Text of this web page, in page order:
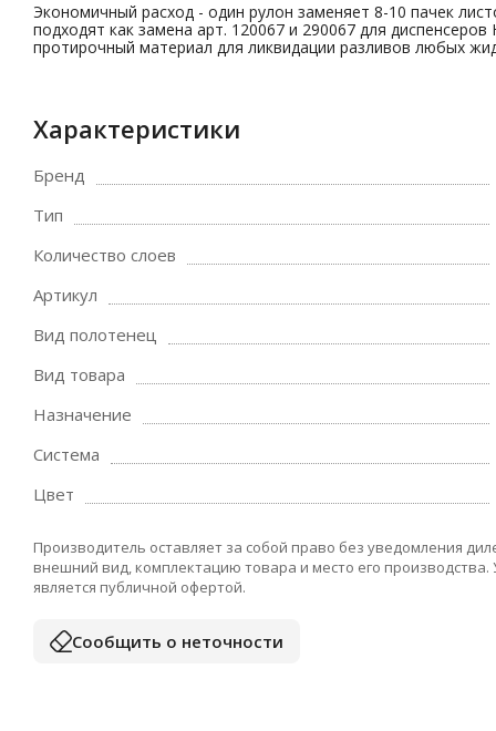
Экономичный расход - один рулон заменяет 8-10 пачек
подходят как замена арт. 120067 и 290067 для
протирочный материал для ликвидации разливов любых
Характеристики
Бренд
Тип
Количество слоев
Артикул
Вид полотенец
Вид товара
Назначение
Система
Цвет
Производитель оставляет за собой право без уведомления
внешний вид, комплектацию товара и место его
является публичной офертой.
Сообщить о неточности